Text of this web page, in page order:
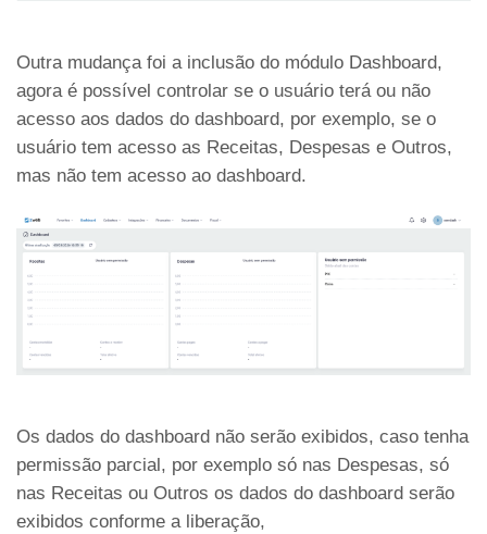
Outra mudança foi a inclusão do módulo Dashboard,
agora é possível controlar se o usuário terá ou não
acesso aos dados do dashboard, por exemplo, se o
usuário tem acesso as Receitas, Despesas e Outros,
mas não tem acesso ao dashboard.
Os dados do dashboard não serão exibidos, caso tenha
permissão parcial, por exemplo só nas Despesas, só
nas Receitas ou Outros os dados do dashboard serão
exibidos conforme a liberação,